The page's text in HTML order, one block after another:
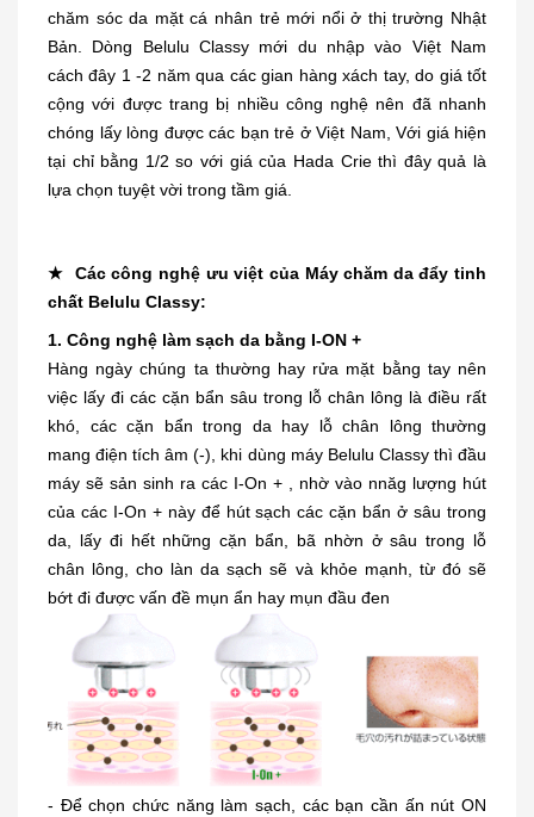
chăm sóc da mặt cá nhân trẻ mới nổi ở thị trường Nhật
Bản. Dòng Belulu Classy mới du nhập vào Việt Nam
cách đây 1 -2 năm qua các gian hàng xách tay, do giá tốt
cộng với được trang bị nhiều công nghệ nên đã nhanh
chóng lấy lòng được các bạn trẻ ở Việt Nam, Với giá hiện
tại chỉ bằng 1/2 so với giá của Hada Crie thì đây quả là
lựa chọn tuyệt vời trong tầm giá.
★ Các công nghệ ưu việt của Máy chăm da đẩy tinh
chất Belulu Classy:
1. Công nghệ làm sạch da bằng I-ON +
Hàng ngày chúng ta thường hay rửa mặt bằng tay nên
việc lấy đi các cặn bẩn sâu trong lỗ chân lông là điều rất
khó, các cặn bẩn trong da hay lỗ chân lông thường
mang điện tích âm (-), khi dùng máy Belulu Classy thì đầu
máy sẽ sản sinh ra các I-On + , nhờ vào nnăg lượng hút
của các I-On + này để hút sạch các cặn bẩn ở sâu trong
da, lấy đi hết những cặn bẩn, bã nhờn ở sâu trong lỗ
chân lông, cho làn da sạch sẽ và khỏe mạnh, từ đó sẽ
bớt đi được vấn đề mụn ẩn hay mụn đầu đen
- Để chọn chức năng làm sạch, các bạn cần ấn nút ON